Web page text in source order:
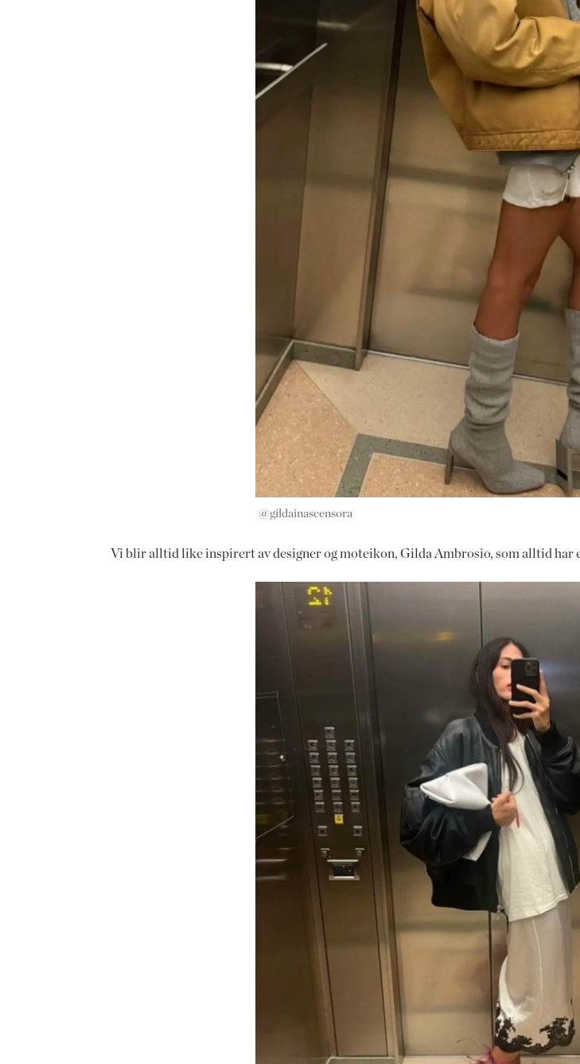
@gildainascensora
Vi blir alltid like inspirert av designer og moteikon, Gilda Ambrosio, som alltid